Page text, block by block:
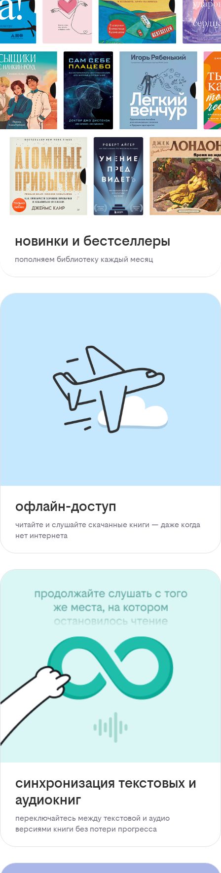
новинки и бестселлеры
пополняем библиотеку каждый месяц
офлайн-доступ
читайте и слушайте скачанные книги — даже когда
нет интернета
синхронизация текстовых и
аудиокниг
переключайтесь между текстовой и аудио
версиями книги без потери прогресса